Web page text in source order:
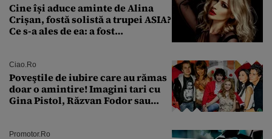
Cine își aduce aminte de Alina
Crișan, fostă solistă a trupei ASIA?
Ce s-a ales de ea: a fost
Ciao.ro
Poveştile de iubire care au rămas
doar o amintire! Imagini tari cu
Gina Pistol, Răzvan Fodor sau
Promotor.ro